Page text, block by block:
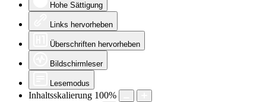
Hohe Sättigung
Links hervorheben
Überschriften hervorheben
Bildschirmleser
Lesemodus
Inhaltsskalierung 100%